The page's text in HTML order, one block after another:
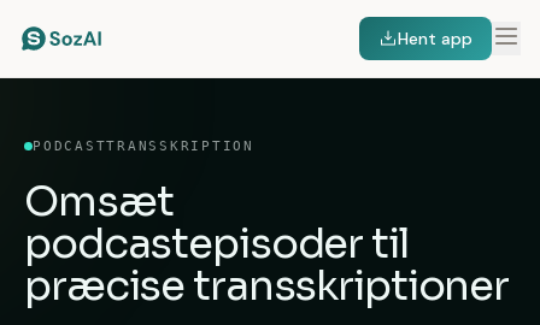
Hent app
PODCASTTRANSSKRIPTION
Omsæt
podcastepisodertil
præcise transskriptioner